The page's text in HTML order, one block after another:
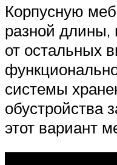
Корпусную
разной длины,
от остальных
системы
обустройства
этот вариант